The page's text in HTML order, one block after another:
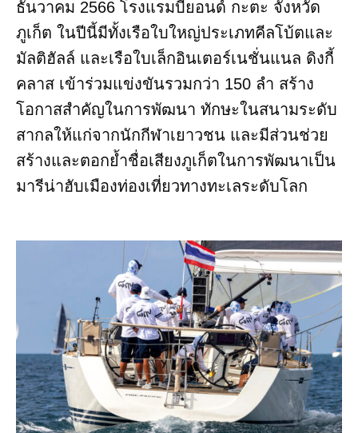
ธันวาคม 2566 โรงแรมบียอนด์ กะตะ จังหวัด
ภูเก็ต ในปีนี้มีทั้งเรือใบใหญ่ประเภทคีลโบ้ตและ
มัลติฮัลล์ และเรือใบเล็กอินเตอร์เนชั่นแนล ดิงกี้
คลาส เข้าร่วมแข่งขันรวมกว่า 150 ลำ สร้าง
โอกาสสำคัญในการพัฒนา ทักษะในสนามระดับ
สากลให้แก่จากนักกีฬาเยาวชน และมีส่วนช่วย
สร้างและตอกย้ำชื่อเสียงภูเก็ตในการพัฒนาเป็น
มารีน่าฮับเมืองท่องเที่ยวทางทะเลระดับโลก